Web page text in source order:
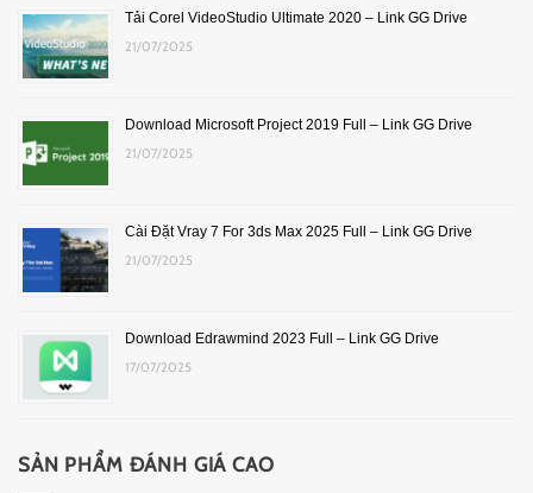
Tải Corel VideoStudio Ultimate 2020 – Link GG Drive
21/07/2025
Download Microsoft Project 2019 Full – Link GG Drive
21/07/2025
Cài Đặt Vray 7 For 3ds Max 2025 Full – Link GG Drive
21/07/2025
Download Edrawmind 2023 Full – Link GG Drive
17/07/2025
SẢN PHẨM ĐÁNH GIÁ CAO